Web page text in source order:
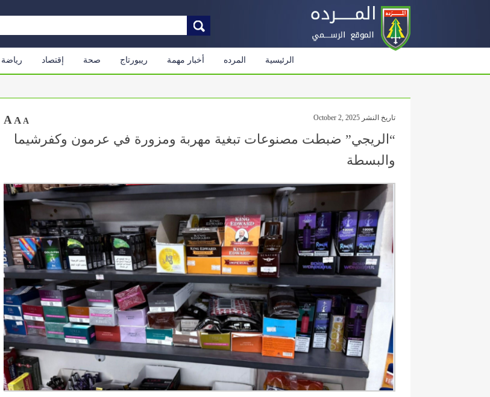
الرئيسية المرده أخبار مهمة ريبورتاج صحة إقتصاد رياضة
تاريخ النشر October 2, 2025 A A A
“الريجي” ضبطت مصنوعات تبغية مهربة ومزورة في عرمون وكفرشيما
والبسطة